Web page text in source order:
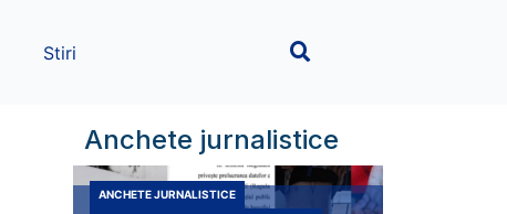
Stiri
Anchete jurnalistice
ANCHETE JURNALISTICE